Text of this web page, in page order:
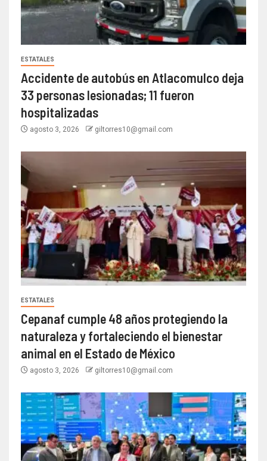
ESTATALES
Accidente de autobús en Atlacomulco deja
33 personas lesionadas; 11 fueron
hospitalizadas
agosto 3, 2026 giltorres10@gmail.com
ESTATALES
Cepanaf cumple 48 años protegiendo la
naturaleza y fortaleciendo el bienestar
animal en el Estado de México
agosto 3, 2026 giltorres10@gmail.com